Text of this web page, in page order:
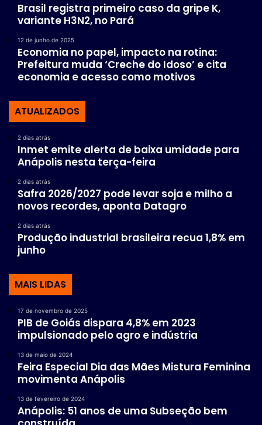
Brasil registra primeiro caso da gripe K,
variante H3N2, no Pará
12 de junho de 2025
Economia no papel, impacto na rotina:
Prefeitura muda ‘Creche do Idoso’ e cita
economia e acesso como motivos
ATUALIZADOS
2 dias atrás
Inmet emite alerta de baixa umidade para
Anápolis nesta terça-feira
2 dias atrás
Safra 2026/2027 pode levar soja e milho a
novos recordes, aponta Datagro
2 dias atrás
Produção industrial brasileira recua 1,8% em
junho
MAIS LIDAS
17 de novembro de 2025
PIB de Goiás dispara 4,8% em 2023
impulsionado pelo agro e indústria
13 de maio de 2024
Feira Especial Dia das Mães Mistura Feminina
movimenta Anápolis
13 de fevereiro de 2024
Anápolis: 51 anos de uma Subseção bem